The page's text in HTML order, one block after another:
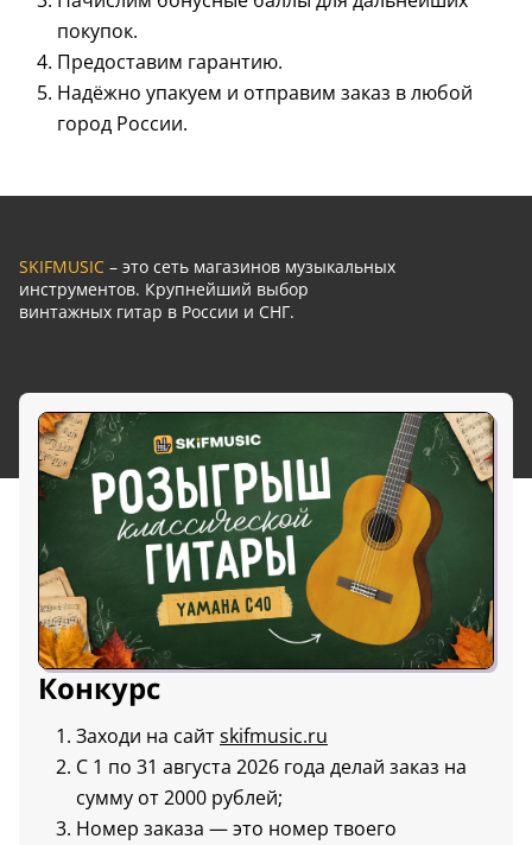
покупок.
Предоставим гарантию.
Надёжно упакуем и отправим заказ в любой
город России.
SKIFMUSIC – это сеть магазинов музыкальных
инструментов. Крупнейший выбор
винтажных гитар в России и СНГ.
Конкурс
Заходи на сайтskifmusic.ru
С 1 по 31 августа 2026 года делай заказ на
сумму от 2000 рублей;
Номер заказа — это номер твоего